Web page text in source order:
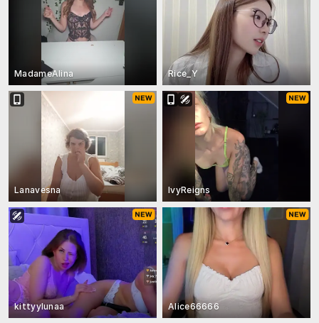
MadameAlina Rice_Y
Lanavesna IvyReigns
kittyylunaa Alice66666